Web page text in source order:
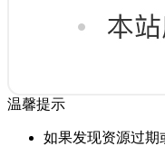
温馨提示
如果发现资源过期